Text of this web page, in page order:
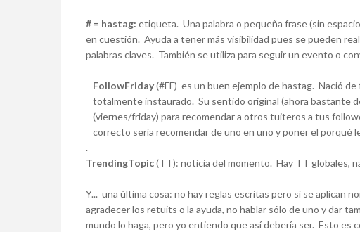
# = hastag: etiqueta. Una palabra o pequeña frase (sin
en cuestión. Ayuda a tener más visibilidad pues se pueden
palabras claves. También se utiliza para seguir un evento o
FollowFriday(#FF) es un buen ejemplo de hastag. Nació
totalmente instaurado. Su sentido original (ahora bastante
(viernes/friday) para recomendar a otros tuiteros a tus
correcto sería recomendar de uno en uno y poner el porqué
.
TrendingTopic(TT): noticia del momento. Hay TT globales,
Y... una última cosa: no hay reglas escritas pero sí se aplican
agradecer los retuits o la ayuda, no hablar sólo de uno y dar
mundo lo haga, pero yo entiendo que así debería ser. Esto es